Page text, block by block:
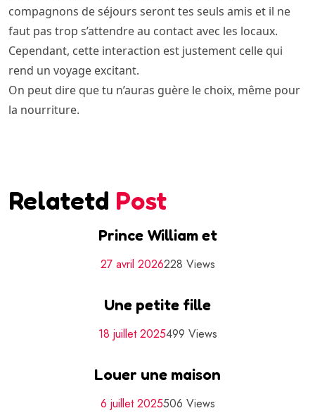
compagnons de séjours seront tes seuls amis et il ne
faut pas trop s’attendre au contact avec les locaux.
Cependant, cette interaction est justement celle qui
rend un voyage excitant.
On peut dire que tu n’auras guère le choix, même pour
la nourriture.
Relatetd Post
Prince William et
27 avril 2026228 Views
Une petite fille
18 juillet 2025499 Views
Louer une maison
6 juillet 2025506 Views